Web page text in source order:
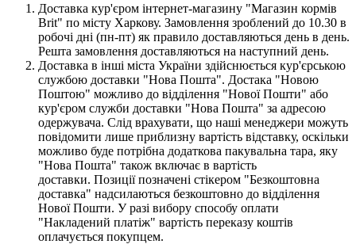
Доставка кур'єром інтернет-магазину "Магазин кормів
Brit" по місту Харкову. Замовлення зроблений до 10.30 в
робочі дні (пн-пт) як правило доставляються день в день.
Решта замовлення доставляються на наступний день.
Доставка в інші міста України здійснюється кур'єрською
службою доставки "Нова Пошта". Достака "Новою
Поштою" можливо до відділення "Нової Пошти" або
кур'єром служби доставки "Нова Пошта" за адресою
одержувача. Слід врахувати, що наші менеджери можуть
повідомити лише приблизну вартість відставку, оскільки
можливо буде потрібна додаткова пакувальна тара, яку
"Нова Пошта" також включає в вартість
доставки. Позиції позначені стікером "Безкоштовна
доставка" надсилаються безкоштовно до відділення
Нової Пошти. У разі вибору способу оплати
"Накладений платіж" вартість переказу коштів
оплачується покупцем.